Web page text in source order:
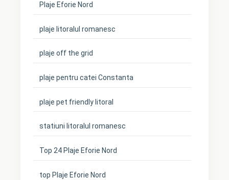
Plaje Eforie Nord
plaje litoralul romanesc
plaje off the grid
plaje pentru catei Constanta
plaje pet friendly litoral
statiuni litoralul romanesc
Top 24 Plaje Eforie Nord
top Plaje Eforie Nord